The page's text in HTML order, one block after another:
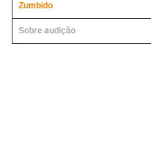
Zumbido
Sobre audição